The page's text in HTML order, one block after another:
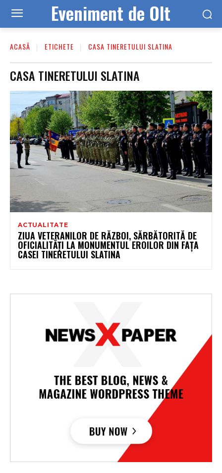
Eveniment de Olt
ACASĂ ETICHETE CASA TINERETULUI SLATINA
CASA TINERETULUI SLATINA
ACTUALITATE
ZIUA VETERANILOR DE RĂZBOI, SĂRBĂTORITĂ DE
OFICIALITĂȚI LA MONUMENTUL EROILOR DIN FAȚA
CASEI TINERETULUI SLATINA